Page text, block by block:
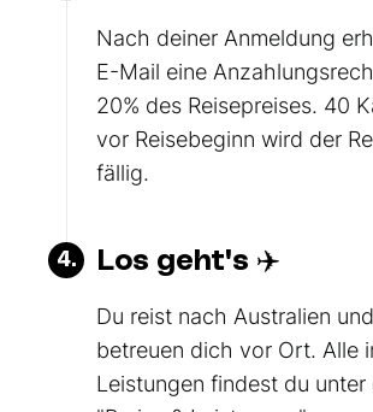
Nach deiner Anmeldung
E-Mail eine
20% des Reisepreises. 40
vor Reisebeginn wird der
fällig.
4. Los geht's ✈️
Du reist nach Australien
betreuen dich vor Ort. Alle
Leistungen findest du unter